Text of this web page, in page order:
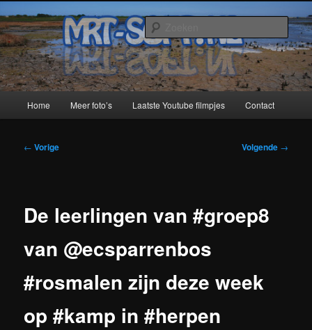
naar
de
primaire
inhoudMRT-Soft
Home Meer foto’s Laatste Youtube filmpjes Contact
Bericht
← Vorige Volgende →
De leerlingen van #groep8
van @ecsparrenbos
#rosmalen zijn deze week
op #kamp in #herpen